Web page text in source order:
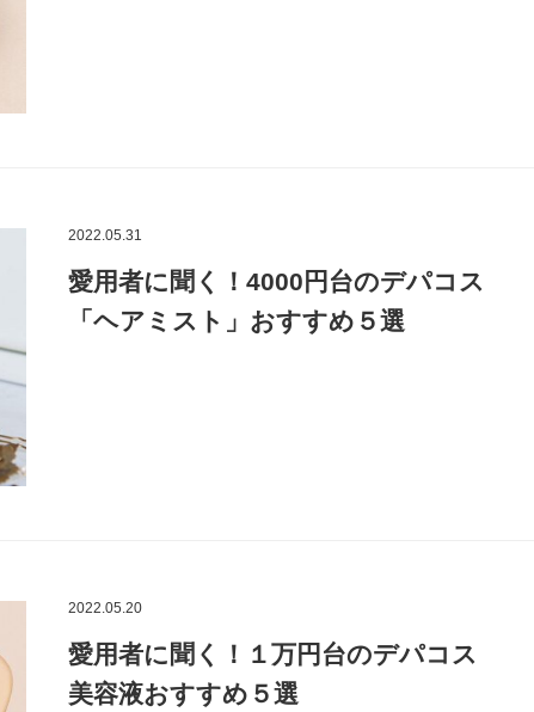
2022.05.31
愛用者に聞く！4000円台のデパコス
「ヘアミスト」おすすめ５選
2022.05.20
愛用者に聞く！１万円台のデパコス
美容液おすすめ５選